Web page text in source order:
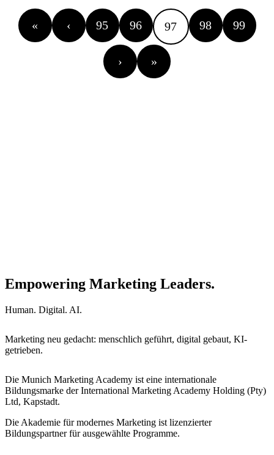
« ‹ 95 96 97 98 99
› »
Empowering Marketing Leaders.
Human. Digital. AI.
Marketing neu gedacht: menschlich geführt, digital gebaut, KI-
getrieben.
Die Munich Marketing Academy ist eine internationale
Bildungsmarke der International Marketing Academy Holding (Pty)
Ltd, Kapstadt.
Die Akademie für modernes Marketing ist lizenzierter
Bildungspartner für ausgewählte Programme.